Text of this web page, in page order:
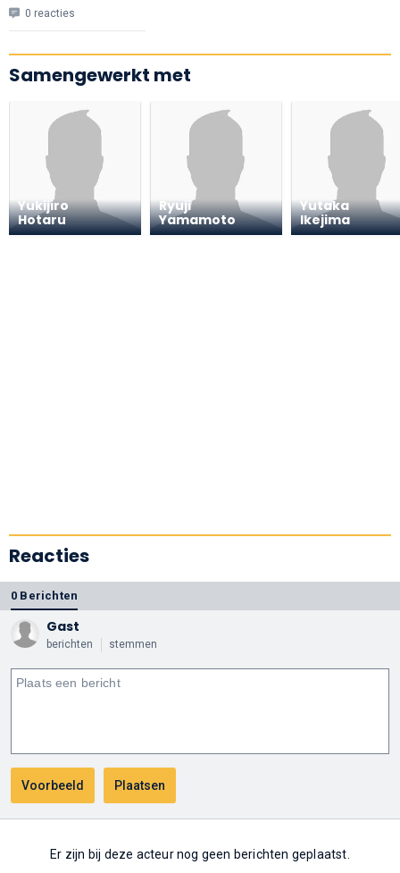
0 reacties
Samengewerkt met
Yukijiro
Hotaru
Ryuji
Yamamoto
Yutaka
Ikejima
Reacties
0 Berichten
Gast
berichten stemmen
Er zijn bij deze acteur nog geen berichten geplaatst.